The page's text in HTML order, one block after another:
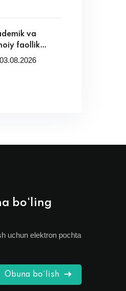
va
faollik
03.08.2026
bo‘ling
uchun elektron pochta
Obuna bo‘lish